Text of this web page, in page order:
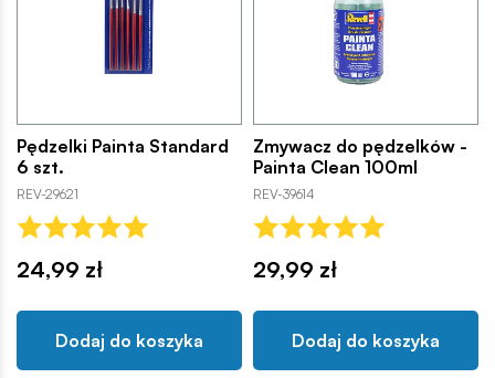
Pędzelki Painta Standard
6 szt.
REV-29621
24,99 zł
Dodaj do koszyka
Zmywacz do pędzelków -
Painta Clean 100ml
REV-39614
29,99 zł
Dodaj do koszyka